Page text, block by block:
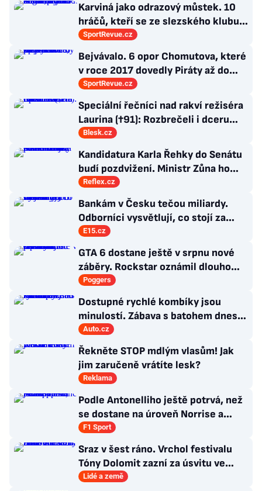
Karviná jako odrazový můstek. 10
hráčů, kteří se ze slezského klubu
probili k lukrativnímu angažmá
SportRevue.cz
Bejvávalo. 6 opor Chomutova, které
v roce 2017 dovedly Piráty až do
semifinále play-off
SportRevue.cz
Speciální řečníci nad rakví režiséra
Laurina (†91): Rozbrečeli i dceru
Sabinu
Blesk.cz
Kandidatura Karla Řehky do Senátu
budí pozdvižení. Ministr Zůna ho
kritizuje, konkurenti haní i chválí
Reflex.cz
Bankám v Česku tečou miliardy.
Odborníci vysvětlují, co stojí za
jejich růstem
E15.cz
GTA 6 dostane ještě v srpnu nové
záběry. Rockstar oznámil dlouho
očekávanou prezentaci
Poggers
Dostupné rychlé kombíky jsou
minulostí. Zábava s batohem dnes
začíná až nad milionem korun
Auto.cz
Řekněte STOP mdlým vlasům! Jak
jim zaručeně vrátíte lesk?
Reklama
Podle Antonelliho ještě potrvá, než
se dostane na úroveň Norrise a
Verstappena
F1 Sport
Sraz v šest ráno. Vrchol festivalu
Tóny Dolomit zazní za úsvitu ve
3000 metrech
Lidé a země